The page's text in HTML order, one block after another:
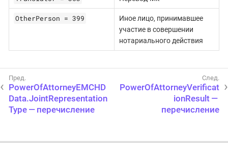
OtherPerson = 399
Иное лицо, принимавшее
участие в совершении
нотариального действия
PowerOfAttorneyEMCHD
Data.JointRepresentation
Type — перечисление
PowerOfAttorneyVerificat
ionResult —
перечисление